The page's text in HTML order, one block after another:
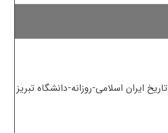
تاریخ ایران اسلامی-روزانه-دانشگاه تبریز